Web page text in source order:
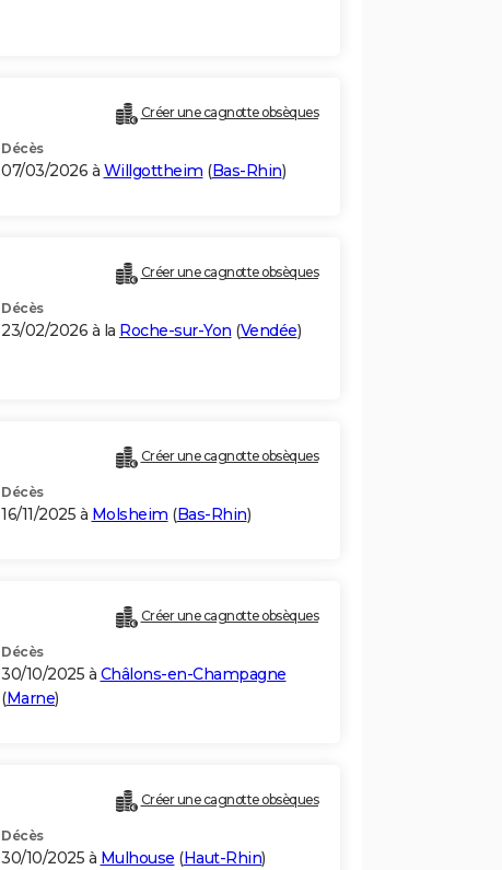
Créer une cagnotte obsèques
Décès
07/03/2026 à Willgottheim (Bas-Rhin)
Créer une cagnotte obsèques
Décès
23/02/2026 à la Roche-sur-Yon (Vendée)
Créer une cagnotte obsèques
Décès
16/11/2025 à Molsheim (Bas-Rhin)
Créer une cagnotte obsèques
Décès
30/10/2025 à Châlons-en-Champagne
(Marne)
Créer une cagnotte obsèques
Décès
30/10/2025 à Mulhouse (Haut-Rhin)